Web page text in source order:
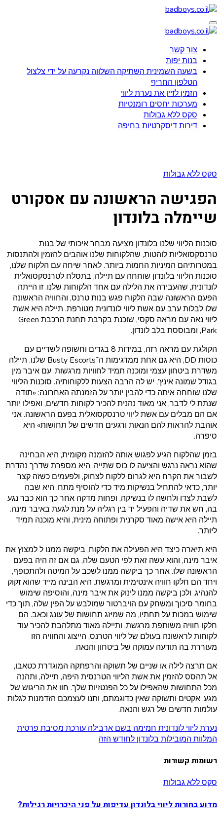
Перейти
к
содержанию
badboys.co.il
אולגה ובעלה דנילה עברו לאחרונה לסנט פטרסבורג
badboys.co.il
אולגה ובעלה דנילה עברו לאחרונה לסנט פטרסבורג
צור קשר
בנות יפות
בשעה השמינית השתיקה השלווה נקרעה על ידי צלצול
הטלפון החריף
הזמין לזיין את נערת ליווי
מערכות יחסים רומנטיות
סקס ללא גבולות
דירות דיסקרטיות בחיפה
סקס ללא גבולות
הפגישה הראשונה עם אסקורט
שיימלה בלונדון
סוכנות הליווי שלנו בלונדון מציעה מבחר איכותי של בנות
טרנסקסואליות לוהטות, שהלקוחות שלנו אוהבים להזמין ולהתנסות
במטרותיהם המיניות החמות ביותר. לאחר שיחה עם הלקוח שלנו,
סוכנות הליווי בלונדון שוחחה עם תיילה, בתסלח לטרנסקסואלית
לונדונית, שהעבירה את הלילה עם אחד הלקוחות שלנו. זו הייתה
הפעם הראשונה שבה הלקוח פגש בנות טרנס, והחוויה הראשונה
שלו לבלות ערב עם אשת ליווי לונדונית מטורפת. תיילה היא אשת
ליווי נאה עם מראה סקסי, שוכנת בקרבת תחנת הרכבת Green
Park, ומבוססת בלב לונדון.
הקולגת עם מראה רזה, במידות 8 בגדים וחשופה לשדיים עם
כוסות DD, היא גם אחת ממדגימות ה־Busty Escorts שלנו. תיילה
משדרת ביטחון עצמי ומוכנה תמיד לחוויות מרגשות. עם איבר מין
בגודל שמונה אינץ’, יש לה הרבה הצעות ללקוחותיה. סוכנות הליווי
שלנו שוחחה איתה כדי להבין יותר על הזמנתה האחרונה: «תודה
שנתת לי לדבר, אני מאוד נהנית להכיר לקוחות חדשים, ואפילו יותר
אם הם מבלים עם אשת ליווי טרנסקסואלית בפעם הראשונה. אני
אוהבת להראות להם הנאות ורגעים חדשים של תחושות» היא
סיפרה.
בזמן שהלקוח הגיע לפגוש אותה להזמנה מקומית, היא הבחינה
שהוא נראה נרגש והציעה לו כוס שתייה. היא מספרת שדרך נהדרת
לשבור את הקרח היא לגרום ללקוח לצחוק, ולפעמים כשזה קצר
יותר, כדאי להתחיל בנשיקות מיד כדי להוסיף מתח. היא שבה
לשבת לצדו ולחשה לו בנשיקה, ופחות מדקה אחר כך הוא כבר נגע
בה, חש את שדיה והפעיל יד בין רגליה על מנת לגעת באיבר מינה.
תיילה היא אישה מאוד סקרנית ופתוחה מינית, והיא מוכנה תמיד
ליותר.
היא תיארה כיצד היא הפעילה את הלקוח, ביקשה ממנו ל למצוץ את
איבר מינה, והוא עשה זאת לפי הטעם שלה, גם אם זה היה בפעם
הראשונה שלו. אחר כך ביקשה ממנו לשכב על המיטה ולהתכופף,
ויחד הם חלקו חוויה אינטימית ומרגשת. היא הבינה מייד שהוא זקוק
להנהיג, ולכן ביקשה ממנו לינוק את איבר מינה, והוסיפה שימוש
בחומר סיכוך ומשחק עם הויברטור שמולבש על הפין שלה, תוך כדי
שימוש במכות על תחתיו, מה שמיזג תחושות של עונג וכאב. הם
חלקו חוויה משותפת מרגשת, ותיילה מאוד מתלהבת להכיר עוד
לקוחות לראשונה בעולם של ליווי הטרנס, הייצוג והחוויה הזו
מעוררת בה תודעה עמוקה של ביטחון והנאה.
אם תרצה לילה או שניים של תשוקה והרפתקה המוגדרת כטאבו,
אל תהסס להזמין את אשת הליווי הטרנסית היפה, תיילה, ותהנה
מכל התחושות שהאפילו על כל הפנטזיות שלך. חוו את הריגוש של
מגע, אקטים ותשוקה שאין כדוגמתם, ותנו לעצמכם הזדמנות לגלות
עולמות חדשים של רגש והנאה.
Навигация
по
записям
נערת ליווי לונדונית חמימה בשם ארבילה עורכת מסיבת פרטית
המלוות המובילות בלונדון לחודש הזה
רשומות קשורות
סקס ללא גבולות
מדוע בחורות ליווי בלונדון עדיפות על פני היכרויות רגילות?